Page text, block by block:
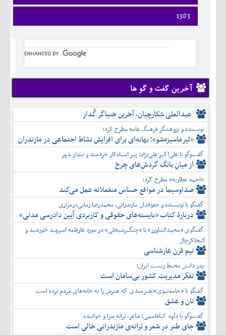
فروردين
ارديبهشت
خرداد
شهريور
مهر
آبان
آذر
دی
بهمن
اسفند
1383
فروردين
تير
مرداد
شهريور
مهر
آبان
آذر
دی
بهمن
اسفند
آخرین گفت و گو ها
عبدالعلی شکارچیان، آخرین خنیاگر گُدار
نویسنده و پژوهشگر فرهنگ عامه مطرح کرد:
«تیرماسیزه‌شو»؛ بهانه‌ای برای افزایش نشاط اجتماعی در مازندران
گفت‌وگو با علی‌اکبر علی‌نژاد؛ پیر استادکارِ خردمند و بیدارِ شهر
از میانِ بانگ گردش‌های چرخ
«احمد عطاریه» مطرح کرد:
صداوسیما در مواقع حساس منفعلانه عمل می‌کند
گفتگو با نویسنده و حقوقدان مازندرانی، محمدرضا زمانی‌درمزاری
دربارۀ کتاب ”بایسته‌های حقوقی و کاربردی آیین دادرسی مدنی»
گفتگوی «محمدکشاورز» با «چنگیزشیخلی» در مورد غارقلعه اسپهبد خورشید و
کیجاکرچال
نیم قرن غارشناسی
پدر دانش محیط زیست ایران:
تفكر مديريت کشور بی‌سامان است
گفتگو با «حامدنبوی»؛هنرمندی که هنرش را به خانه‌های مردم برده است
نان و عشق
گفت‌وگو با داود کیاقاسمی؛ شاعر، ترانه سرا و خواننده
جای طنز در شعر و ترانه‌ی مازندرانی خالی است